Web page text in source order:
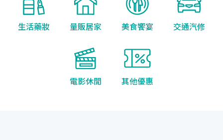
生活藥妝 量販居家 美食饗宴 交通汽修
電影休閒 其他優惠